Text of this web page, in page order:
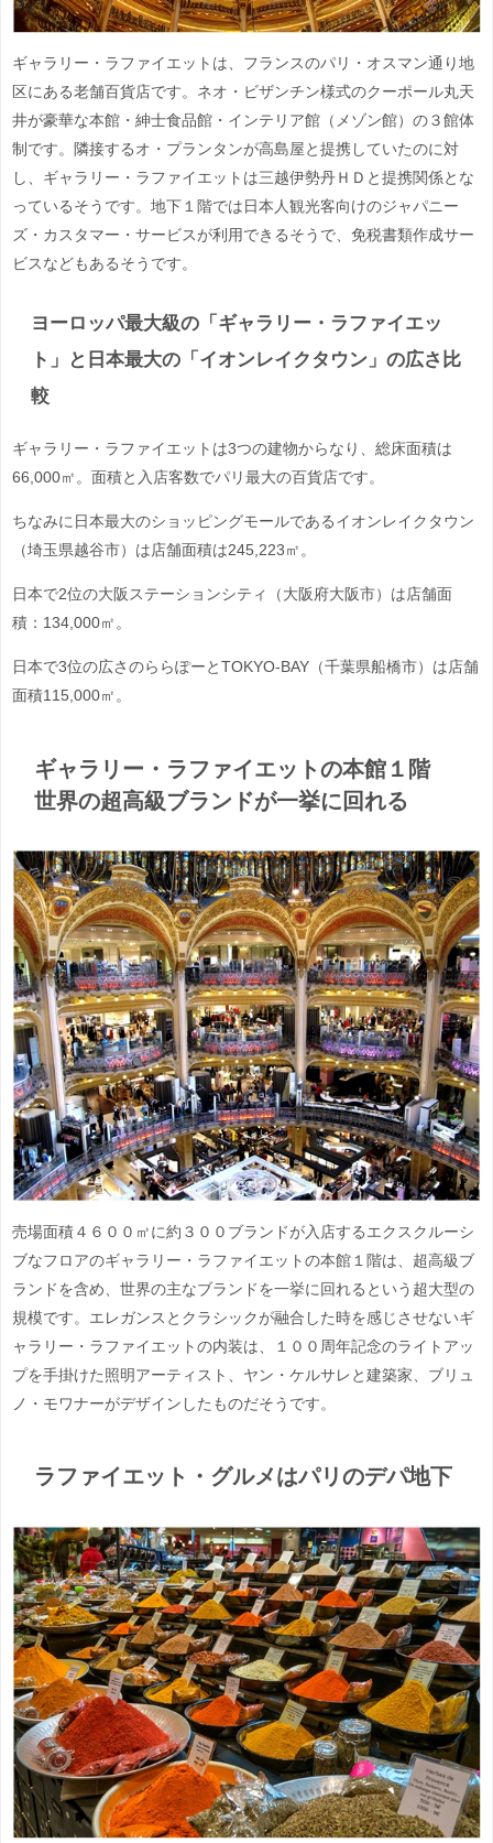
ギャラリー・ラファイエットは、フランスのパリ・オスマン通り地
区にある老舗百貨店です。ネオ・ビザンチン様式のクーポール丸天
井が豪華な本館・紳士食品館・インテリア館（メゾン館）の３館体
制です。隣接するオ・プランタンが高島屋と提携していたのに対
し、ギャラリー・ラファイエットは三越伊勢丹ＨＤと提携関係とな
っているそうです。地下１階では日本人観光客向けのジャパニー
ズ・カスタマー・サービスが利用できるそうで、免税書類作成サー
ビスなどもあるそうです。
ヨーロッパ最大級の「ギャラリー・ラファイエッ
ト」と日本最大の「イオンレイクタウン」の広さ比
較
ギャラリー・ラファイエットは3つの建物からなり、総床面積は
66,000㎡ 。面積と入店客数でパリ最大の百貨店です。
ちなみに日本最大のショッピングモールであるイオンレイクタウン
（埼玉県越谷市）は店舗面積は245,223㎡。
日本で2位の大阪ステーションシティ（大阪府大阪市）は 店舗面
積：134,000㎡。
日本で3位の広さのららぽーとTOKYO-BAY（千葉県船橋市）は店舗
面積115,000㎡。
ギャラリー・ラファイエットの本館１階
世界の超高級ブランドが一挙に回れる
売場面積４６００㎡に約３００ブランドが入店するエクスクルーシ
ブなフロアのギャラリー・ラファイエットの本館１階は、超高級ブ
ランドを含め、世界の主なブランドを一挙に回れるという超大型の
規模です。エレガンスとクラシックが融合した時を感じさせないギ
ャラリー・ラファイエットの内装は、１００周年記念のライトアッ
プを手掛けた照明アーティスト、ヤン・ケルサレと建築家、ブリュ
ノ・モワナーがデザインしたものだそうです。
ラファイエット・グルメはパリのデパ地下